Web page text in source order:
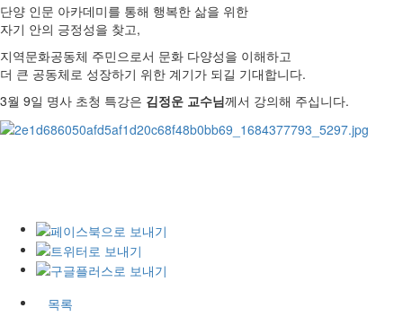
단양 인문 아카데미를 통해 행복한 삶을 위한
자기 안의 긍정성을 찾고,
지역문화공동체 주민으로서 문화 다양성을 이해하고
더 큰 공동체로 성장하기 위한 계기가 되길 기대합니다.
3월 9일 명사 초청 특강은 김정운 교수님께서 강의해 주십니다.
목록